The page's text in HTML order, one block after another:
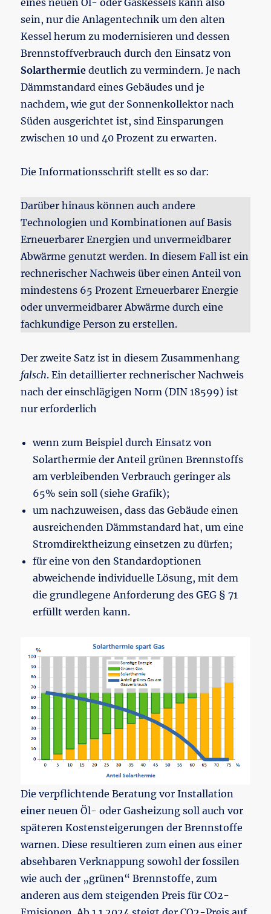
sein, nur die Anlagentechnik um den alten
Kessel herum zu modernisieren und dessen
Brennstoffverbrauch durch den Einsatz von
Solarthermie deutlich zu vermindern. Je nach
Dämmstandard eines Gebäudes und je
nachdem, wie gut der Sonnenkollektor nach
Süden ausgerichtet ist, sind Einsparungen
zwischen 10 und 40 Prozent zu erwarten.
Die Informationsschrift stellt es so dar:
Darüber hinaus können auch andere
Technologien und Kombinationen auf Basis
Erneuerbarer Energien und unvermeidbarer
Abwärme genutzt werden. In diesem Fall ist ein
rechnerischer Nachweis über einen Anteil von
mindestens 65 Prozent Erneuerbarer Energie
oder unvermeidbarer Abwärme durch eine
fachkundige Person zu erstellen.
Der zweite Satz ist in diesem Zusammenhang
falsch. Ein detaillierter rechnerischer Nachweis
nach der einschlägigen Norm (DIN 18599) ist
nur erforderlich
wenn zum Beispiel durch Einsatz von
Solarthermie der Anteil grünen Brennstoffs
am verbleibenden Verbrauch geringer als
65% sein soll (siehe Grafik);
um nachzuweisen, dass das Gebäude einen
ausreichenden Dämmstandard hat, um eine
Stromdirektheizung einsetzen zu dürfen;
für eine von den Standardoptionen
abweichende individuelle Lösung, mit dem
die grundlegene Anforderung des GEG § 71
erfüllt werden kann.
Die verpflichtende Beratung vor Installation
einer neuen Öl- oder Gasheizung soll auch vor
späteren Kostensteigerungen der Brennstoffe
warnen. Diese resultieren zum einen aus einer
absehbaren Verknappung sowohl der fossilen
wie auch der „grünen“ Brennstoffe, zum
anderen aus dem steigenden Preis für CO2-